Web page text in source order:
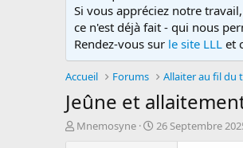
Si vous appréciez notre
ce n'est déjà fait - qui nous
Rendez-vous sur le site LLL et
Accueil Forums Allaiter au fil du
Jeûne et
D
Mnemosyne
D
26 Septembre